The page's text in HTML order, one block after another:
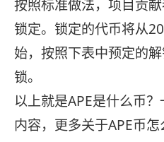
按照标准做法，项目贡
锁定。锁定的代币将从
始，按照下表中预定的
锁。
以上就是APE是什么币
内容，更多关于APE币